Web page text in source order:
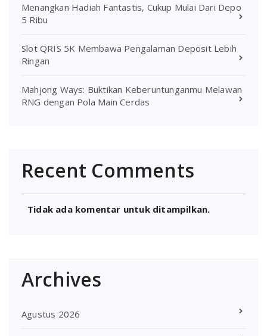
Menangkan Hadiah Fantastis, Cukup Mulai Dari Depo
5 Ribu
Slot QRIS 5K Membawa Pengalaman Deposit Lebih
Ringan
Mahjong Ways: Buktikan Keberuntunganmu Melawan
RNG dengan Pola Main Cerdas
Recent Comments
Tidak ada komentar untuk ditampilkan.
Archives
Agustus 2026